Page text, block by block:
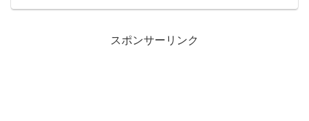
スポンサーリンク